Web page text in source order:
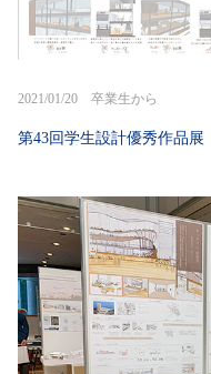
2021/01/20 卒業生から
第43回学生設計優秀作品